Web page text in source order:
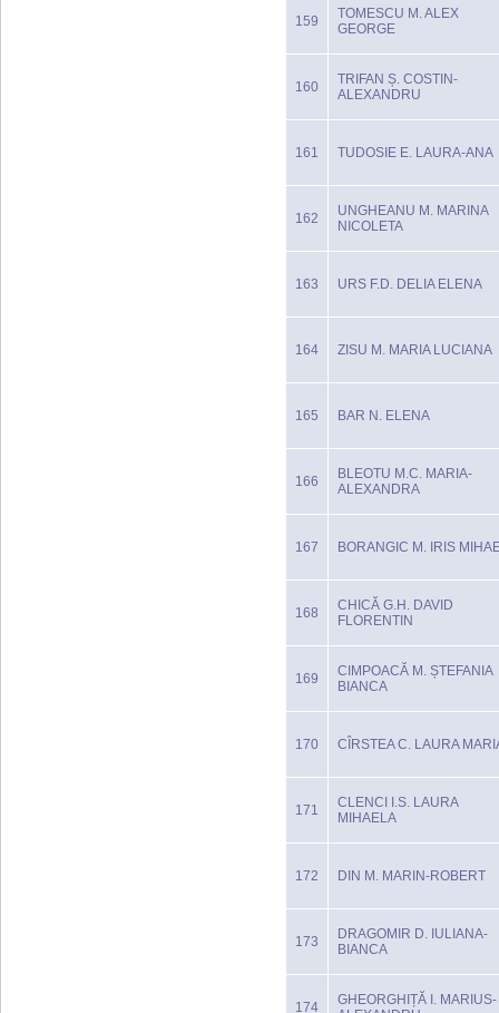
159
TOMESCU M. ALEX
GEORGE
160
TRIFAN Ș. COSTIN-
ALEXANDRU
161 TUDOSIE E. LAURA-ANA
162
UNGHEANU M. MARINA
NICOLETA
163 URS F.D. DELIA ELENA
164 ZISU M. MARIA LUCIANA
165 BAR N. ELENA
166
BLEOTU M.C. MARIA-
ALEXANDRA
167 BORANGIC M. IRIS
168
CHICĂ G.H. DAVID
FLORENTIN
169
CIMPOACĂ M. ȘTEFANIA
BIANCA
170 CÎRSTEA C. LAURA
171
CLENCI I.S. LAURA
MIHAELA
172 DIN M. MARIN-ROBERT
173
DRAGOMIR D. IULIANA-
BIANCA
174
GHEORGHIȚĂ I. MARIUS-